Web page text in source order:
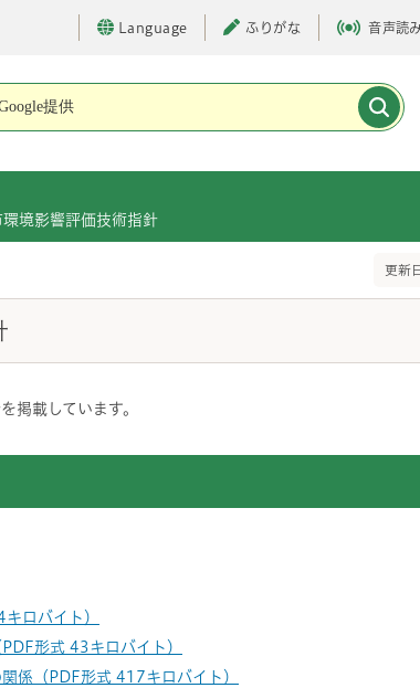
Language ふりがな 音声読
環境影響評価技術指針
更新
掲載しています。
ロバイト）
形式 43キロバイト）
係（PDF形式 417キロバイト）